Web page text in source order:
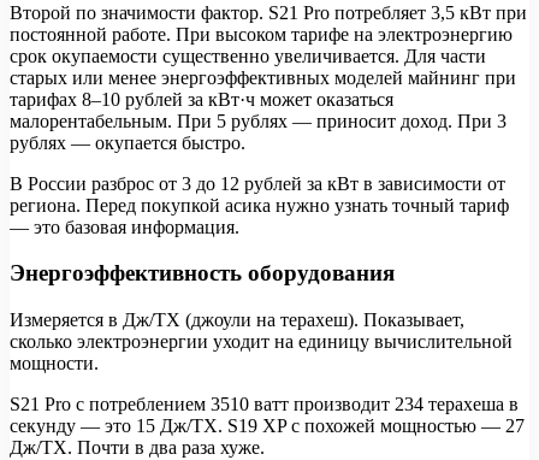
Второй по значимости фактор. S21 Pro потребляет 3,5 кВт при
постоянной работе. При высоком тарифе на электроэнергию
срок окупаемости существенно увеличивается. Для части
старых или менее энергоэффективных моделей майнинг при
тарифах 8–10 рублей за кВт·ч может оказаться
малорентабельным. При 5 рублях — приносит доход. При 3
рублях — окупается быстро.
В России разброс от 3 до 12 рублей за кВт в зависимости от
региона. Перед покупкой асика нужно узнать точный тариф
— это базовая информация.
Энергоэффективность оборудования
Измеряется в Дж/ТХ (джоули на терахеш). Показывает,
сколько электроэнергии уходит на единицу вычислительной
мощности.
S21 Pro с потреблением 3510 ватт производит 234 терахеша в
секунду — это 15 Дж/ТХ. S19 XP с похожей мощностью — 27
Дж/ТХ. Почти в два раза хуже.